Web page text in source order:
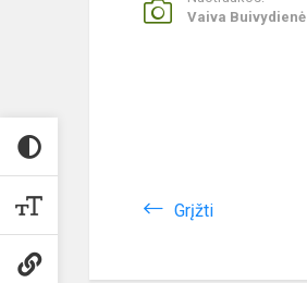
Vaiva Buivydienė
Grįžti